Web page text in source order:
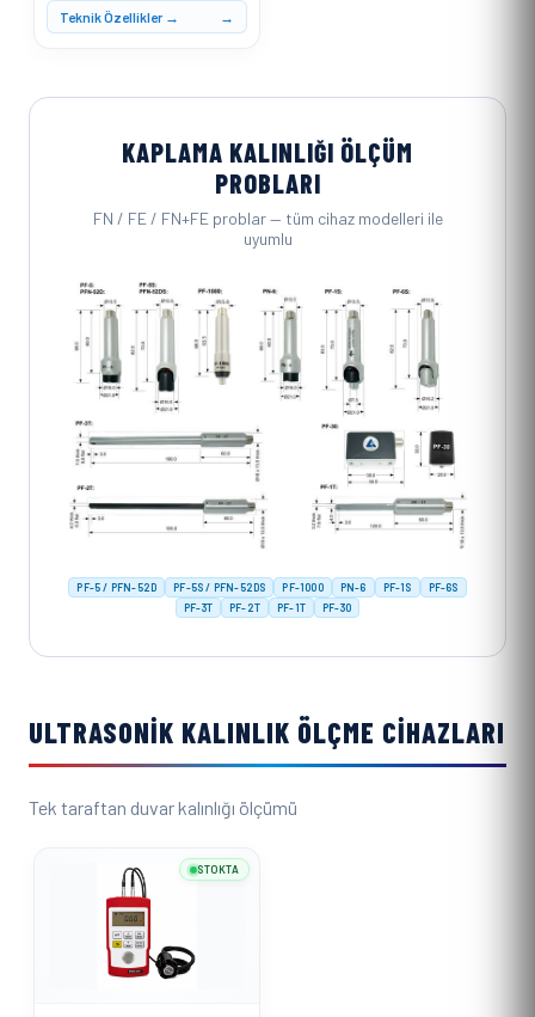
Teknik Özellikler →
KAPLAMA KALINLIĞI ÖLÇÜM
PROBLARI
FN / FE / FN+FE problar — tüm cihaz modelleri ile
uyumlu
PF-5 / PFN-52D PF-5S / PFN-52DS PF-1000 PN-6 PF-1S
PF-6S
PF-3T
PF-2T PF-1T PF-30
ULTRASONIK KALINLIK ÖLÇME CIHAZLARI
Tek taraftan duvar kalınlığı ölçümü
STOKTA